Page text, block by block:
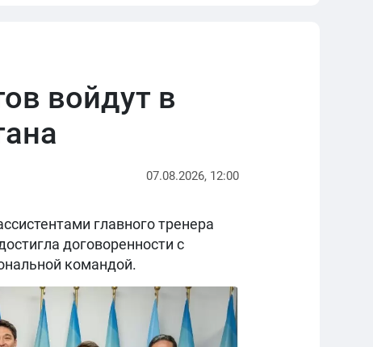
войдут в
07.08.2026, 12:00
главного тренера
договоренности с
командой.